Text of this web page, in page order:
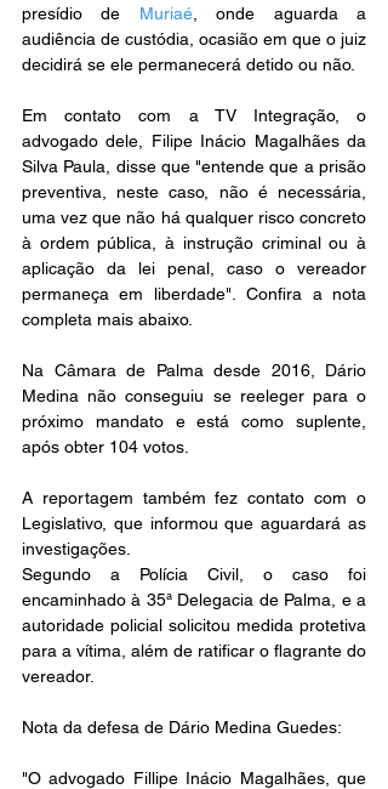
presídio de Muriaé, onde aguarda a
audiência de custódia, ocasião em que o juiz
decidirá se ele permanecerá detido ou não.
Em contato com a TV Integração, o
advogado dele, Filipe Inácio Magalhães da
Silva Paula, disse que "entende que a prisão
preventiva, neste caso, não é necessária,
uma vez que não há qualquer risco concreto
à ordem pública, à instrução criminal ou à
aplicação da lei penal, caso o vereador
permaneça em liberdade". Confira a nota
completa mais abaixo.
Na Câmara de Palma desde 2016, Dário
Medina não conseguiu se reeleger para o
próximo mandato e está como suplente,
após obter 104 votos.
A reportagem também fez contato com o
Legislativo, que informou que aguardará as
investigações.
Segundo a Polícia Civil, o caso foi
encaminhado à 35ª Delegacia de Palma, e a
autoridade policial solicitou medida protetiva
para a vítima, além de ratificar o flagrante do
vereador.
Nota da defesa de Dário Medina Guedes:
"O advogado Fillipe Inácio Magalhães, que